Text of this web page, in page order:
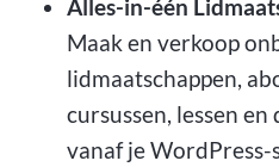
Alles-in-één
Maak en verkoop
lidmaatschappen,
cursussen, lessen
vanaf je WordPress-